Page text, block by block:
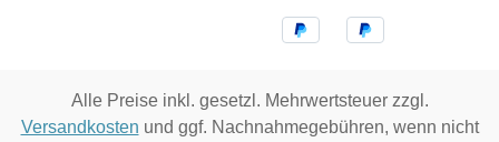
Alle Preise inkl. gesetzl. Mehrwertsteuer zzgl.
Versandkosten und ggf. Nachnahmegebühren, wenn nicht